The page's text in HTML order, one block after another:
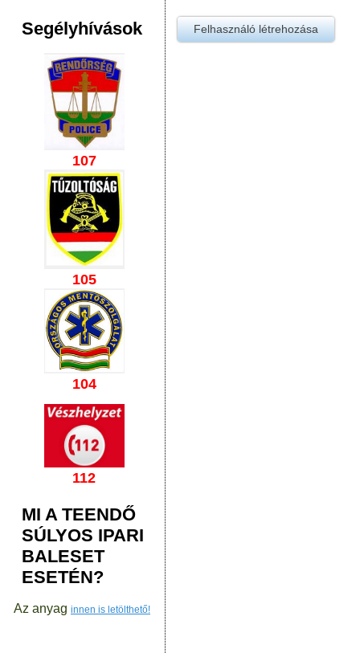
Segélyhívások
107
105
104
112
MI A TEENDŐ
SÚLYOS IPARI
BALESET
ESETÉN?
Az anyag innen is letölthető!